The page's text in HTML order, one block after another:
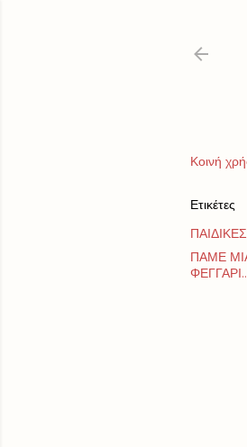
Κοινή
Ετικέτες
ΠΑΜΕ